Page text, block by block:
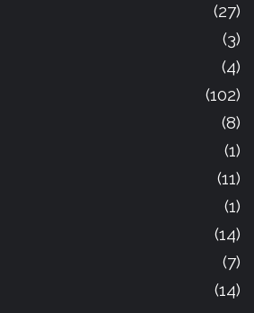
(27)
(3)
(4)
(102)
(8)
(1)
(11)
(1)
(14)
(7)
(14)